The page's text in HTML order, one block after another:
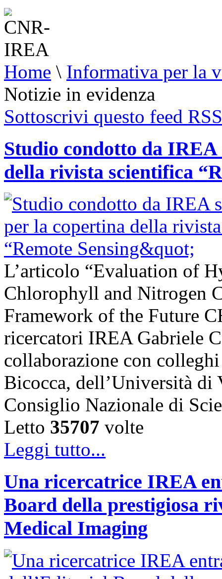
Home \ Informativa per la
Notizie in evidenza
Sottoscrivi questo feed RSS
Studio condotto da
della rivista scientifica
L’articolo “Evaluation of
Chlorophyll and Nitrogen
Framework of the Future
ricercatori IREA Gabriele
collaborazione con
Bicocca, dell’Università di
Consiglio Nazionale di
Letto 35707 volte
Leggi tutto...
Una ricercatrice IREA
Board della prestigiosa
Medical Imaging